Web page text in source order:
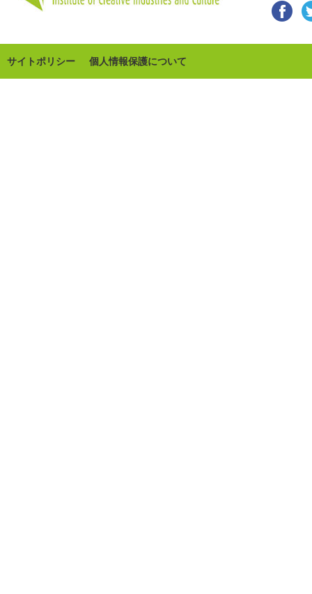
サイトポリシー 個人情報保護について